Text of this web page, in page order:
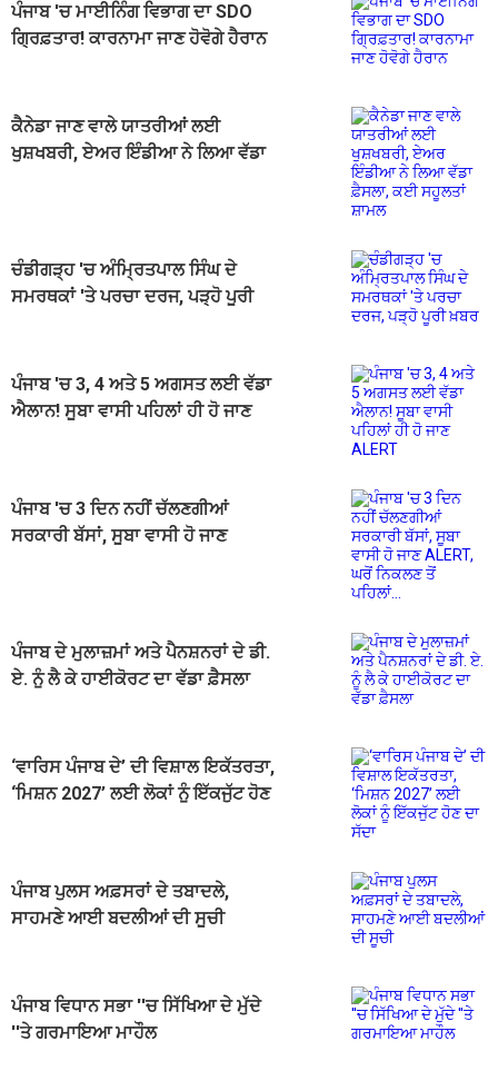
ਪੰਜਾਬ 'ਚ ਮਾਈਨਿੰਗ ਵਿਭਾਗ ਦਾ SDO
ਗ੍ਰਿਫ਼ਤਾਰ! ਕਾਰਨਾਮਾ ਜਾਣ ਹੋਵੋਗੇ ਹੈਰਾਨ
ਕੈਨੇਡਾ ਜਾਣ ਵਾਲੇ ਯਾਤਰੀਆਂ ਲਈ
ਖੁਸ਼ਖਬਰੀ, ਏਅਰ ਇੰਡੀਆ ਨੇ ਲਿਆ ਵੱਡਾ
ਚੰਡੀਗੜ੍ਹ 'ਚ ਅੰਮ੍ਰਿਤਪਾਲ ਸਿੰਘ ਦੇ
ਸਮਰਥਕਾਂ 'ਤੇ ਪਰਚਾ ਦਰਜ, ਪੜ੍ਹੋ ਪੂਰੀ
ਪੰਜਾਬ 'ਚ 3, 4 ਅਤੇ 5 ਅਗਸਤ ਲਈ ਵੱਡਾ
ਐਲਾਨ! ਸੂਬਾ ਵਾਸੀ ਪਹਿਲਾਂ ਹੀ ਹੋ ਜਾਣ
ਪੰਜਾਬ 'ਚ 3 ਦਿਨ ਨਹੀਂ ਚੱਲਣਗੀਆਂ
ਸਰਕਾਰੀ ਬੱਸਾਂ, ਸੂਬਾ ਵਾਸੀ ਹੋ ਜਾਣ
ਪੰਜਾਬ ਦੇ ਮੁਲਾਜ਼ਮਾਂ ਅਤੇ ਪੈਨਸ਼ਨਰਾਂ ਦੇ ਡੀ.
ਏ. ਨੂੰ ਲੈ ਕੇ ਹਾਈਕੋਰਟ ਦਾ ਵੱਡਾ ਫ਼ੈਸਲਾ
‘ਵਾਰਿਸ ਪੰਜਾਬ ਦੇ’ ਦੀ ਵਿਸ਼ਾਲ ਇਕੱਤਰਤਾ,
‘ਮਿਸ਼ਨ 2027’ ਲਈ ਲੋਕਾਂ ਨੂੰ ਇੱਕਜੁੱਟ ਹੋਣ
ਪੰਜਾਬ ਪੁਲਸ ਅਫ਼ਸਰਾਂ ਦੇ ਤਬਾਦਲੇ,
ਸਾਹਮਣੇ ਆਈ ਬਦਲੀਆਂ ਦੀ ਸੂਚੀ
ਪੰਜਾਬ ਵਿਧਾਨ ਸਭਾ ''ਚ ਸਿੱਖਿਆ ਦੇ ਮੁੱਦੇ
''ਤੇ ਗਰਮਾਇਆ ਮਾਹੌਲ